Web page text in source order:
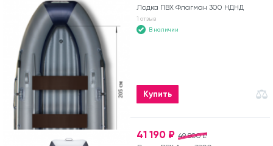
Лодка ПВХ Флагман 300 НДНД
1 отзыв
В наличии
Купить
49 800 ₽
41 190 ₽